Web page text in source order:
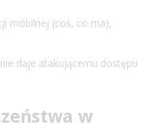
mobilnej (coś, co ma),
daje atakującemu dostępu
w